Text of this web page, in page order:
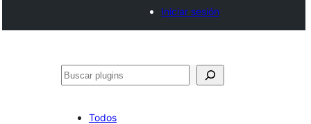
Iniciar sesión
Buscar
Todos